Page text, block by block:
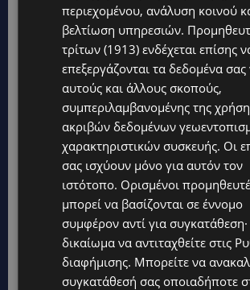
UPDATES
ΛΕΜΕΣΟΣ-ΤΡΟΟΔΟΥΣ: Κυκλοφοριακές
αυτοκινητόδρομους – Πότε
πού θα επηρεαστεί η κίνηση
UPDATES
ΚΟΛΟΜΒΙΑ: Τουλάχιστον 22 νεκροί
των 7,4 Ρίχτερ – Καταρρεύσεις
εγκλωβισμένοι στα συντρίμμια-
UPDATES
ΝΑΥΤΙΛΙΑΚΟ ΚΕΝΤΡΟ ΣΤΗ ΛΑΡΝΑΚΑ:
επένδυση άνω των €100 εκατ. –
τιμόνι του μεγάλου project-
UPDATES
περιεχομένου, ανάλυση κοινού
βελτίωση υπηρεσιών.
τρίτων (1913) ενδέχεται επίσης
επεξεργάζονται τα δεδομένα σας
αυτούς και άλλους σκοπούς,
συμπεριλαμβανομένης της
ακριβών δεδομένων
χαρακτηριστικών συσκευής. Οι
σας ισχύουν μόνο για αυτόν τον
ιστότοπο. Ορισμένοι
μπορεί να βασίζονται σε έννομο
συμφέρον αντί για συγκατάθεση·
δικαίωμα να αντιταχθείτε στις
διαφήμισης. Μπορείτε να
συγκατάθεσή σας οποιαδήποτε